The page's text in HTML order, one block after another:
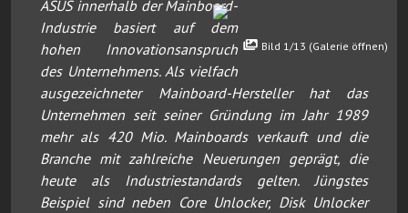
Bild 1/13 (Galerie öffnen)
ASUS innerhalb der Mainboard-
Industrie basiert auf dem
hohen Innovationsanspruch
des Unternehmens. Als vielfach
ausgezeichneter Mainboard-Hersteller hat das
Unternehmen seit seiner Gründung im Jahr 1989
mehr als 420 Mio. Mainboards verkauft und die
Branche mit zahlreiche Neuerungen geprägt, die
heute als Industriestandards gelten. Jüngstes
Beispiel sind neben Core Unlocker, Disk Unlocker